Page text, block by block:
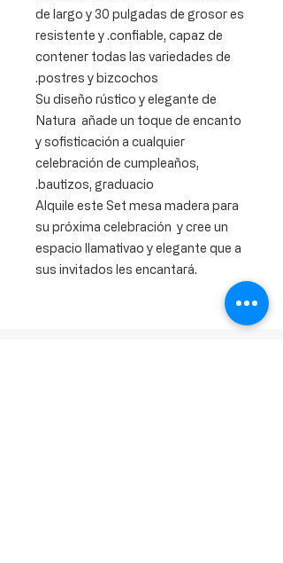
de largo y 30 pulgadas de grosor es
resistente y .confiable, capaz de
contener todas las variedades de
postres y bizcochos.
Su diseño rústico y elegante de
Natura añade un toque de encanto
y sofisticación a cualquier
celebración de cumpleaños,
bautizos, graduacio.
Alquile este Set mesa madera para
su próxima celebración y cree un
espacio llamativao y elegante que a
sus invitados les encantará.